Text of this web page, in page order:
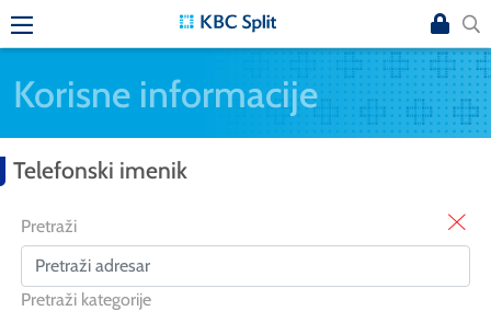
Korisne informacije
Telefonski imenik
Pretraži
Pretraži kategorije
X